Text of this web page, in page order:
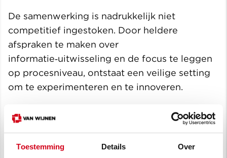
Toestemming Details Over
De samenwerking is nadrukkelijk niet
competitief ingestoken. Door heldere
afspraken te maken over
informatie‑uitwisseling en de focus te leggen
op procesniveau, ontstaat een veilige setting
om te experimenteren en te innoveren.
initiatiefnemers samen met marktpartijen en
die binnen afzienbare tijd operationeel wordt.